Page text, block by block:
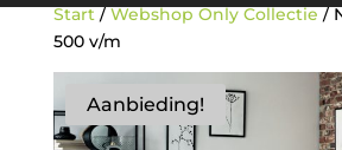
Start/Webshop Only Collectie/
500 v/m
Aanbieding!